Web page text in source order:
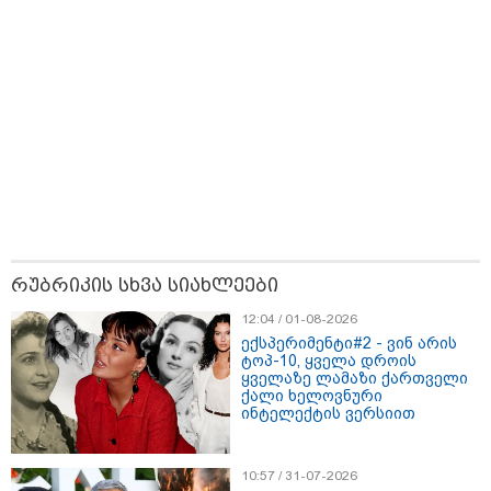
17:12 / 07-08-2026
ორთოდონტია – რატომ უნდა
უმკურნალოთ თანკბილვის
დარღვევებს დროულად?
რუბრიკის სხვა სიახლეები
12:04 / 01-08-2026
ექსპერიმენტი#2 - ვინ არის
ტოპ-10, ყველა დროის
ყველაზე ლამაზი ქართველი
ქალი ხელოვნური
ინტელექტის ვერსიით
10:57 / 31-07-2026